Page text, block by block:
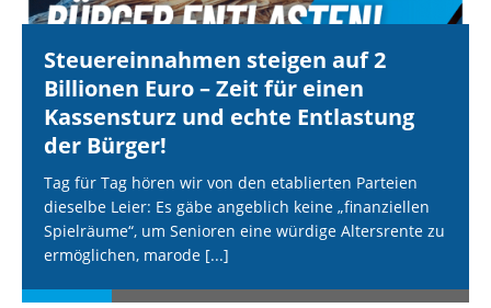
Steuereinnahmen steigen auf 2
Billionen Euro – Zeit für einen
Kassensturz und echte Entlastung
der Bürger!
Tag für Tag hören wir von den etablierten Parteien
dieselbe Leier: Es gäbe angeblich keine „finanziellen
Spielräume“, um Senioren eine würdige Altersrente zu
ermöglichen, marode [...]